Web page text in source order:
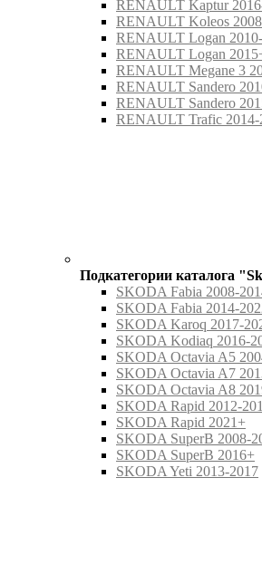
RENAULT Kaptur
RENAULT Koleos
RENAULT Logan
RENAULT Logan
RENAULT Megane 3
RENAULT Sandero
RENAULT Sandero
RENAULT Trafic 2014-
Подкатегории каталога
SKODA Fabia 2008-
SKODA Fabia 2014-
SKODA Karoq 2017-
SKODA Kodiaq 2016-
SKODA Octavia A5
SKODA Octavia A7
SKODA Octavia A8
SKODA Rapid 2012-
SKODA Rapid 2021+
SKODA SuperB 2008-
SKODA SuperB 2016+
SKODA Yeti 2013-2017